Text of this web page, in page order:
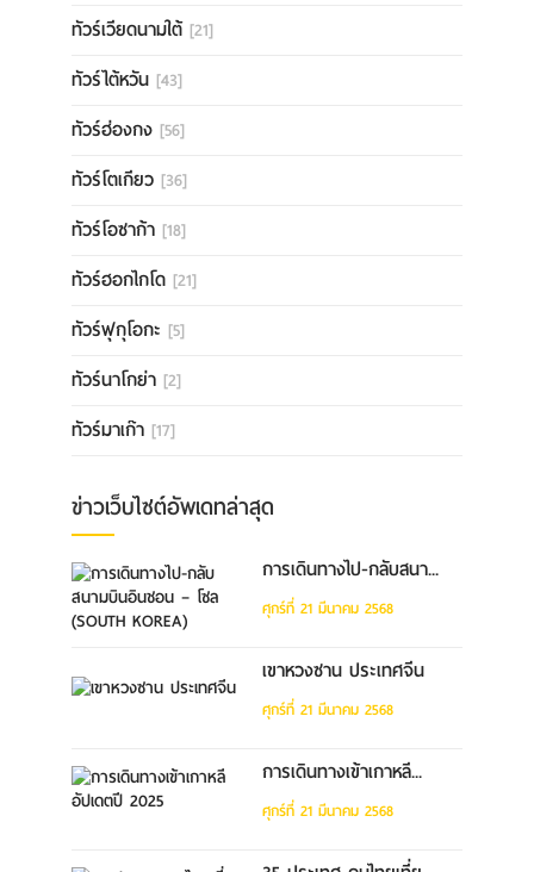
ทัวร์เวียดนามใต้ [21]
ทัวร์ไต้หวัน [43]
ทัวร์ฮ่องกง [56]
ทัวร์โตเกียว [36]
ทัวร์โอซาก้า [18]
ทัวร์ฮอกไกโด [21]
ทัวร์ฟุกุโอกะ [5]
ทัวร์นาโกย่า [2]
ทัวร์มาเก๊า [17]
ข่าวเว็บไซต์อัพเดทล่าสุด
การเดินทางไป-กลับสนา...
ศุกร์ที่ 21 มีนาคม 2568
เขาหวงซาน ประเทศจีน
ศุกร์ที่ 21 มีนาคม 2568
การเดินทางเข้าเกาหลี...
ศุกร์ที่ 21 มีนาคม 2568